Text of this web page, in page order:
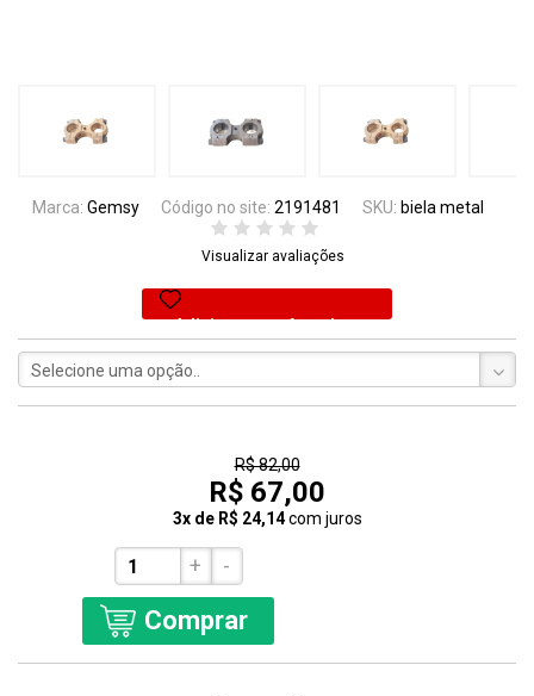
Marca: Gemsy Código no site: 2191481 SKU: biela metal
Visualizar avaliações
Adicionar aos favoritos
Selecione uma opção..
R$ 82,00
R$ 67,00
3x de R$ 24,14 com juros
+ -
Comprar